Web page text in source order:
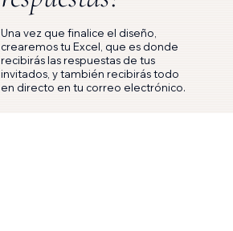
Una vez que finalice el diseño,
crearemos tu Excel, que es donde
recibirás las respuestas de tus
invitados, y también recibirás todo
en directo en tu correo electrónico.